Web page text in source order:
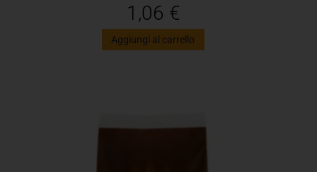
1,06 €
Aggiungi al carrello